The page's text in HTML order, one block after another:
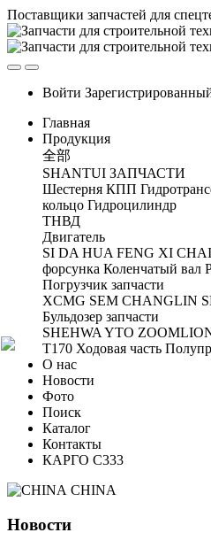
Поставщики запчастей для
Войти
Главная
Продукция
全部
SHANTUI ЗАПЧАСТИ
Шестерня КПП
кольцо Гидроцилиндр
ТНВД
Двигатель
SI DA HUA FENG XI CHAI
форсунка Коленчатый вал
Погрузчик запчасти
XCMG SEM CHANGLIN
Бульдозер запчасти
SHEHWA YTO
T170 Ходовая часть
О нас
Новости
Фото
Поиск
Каталог
Контакты
КАРГО С333
CHINA
Новости